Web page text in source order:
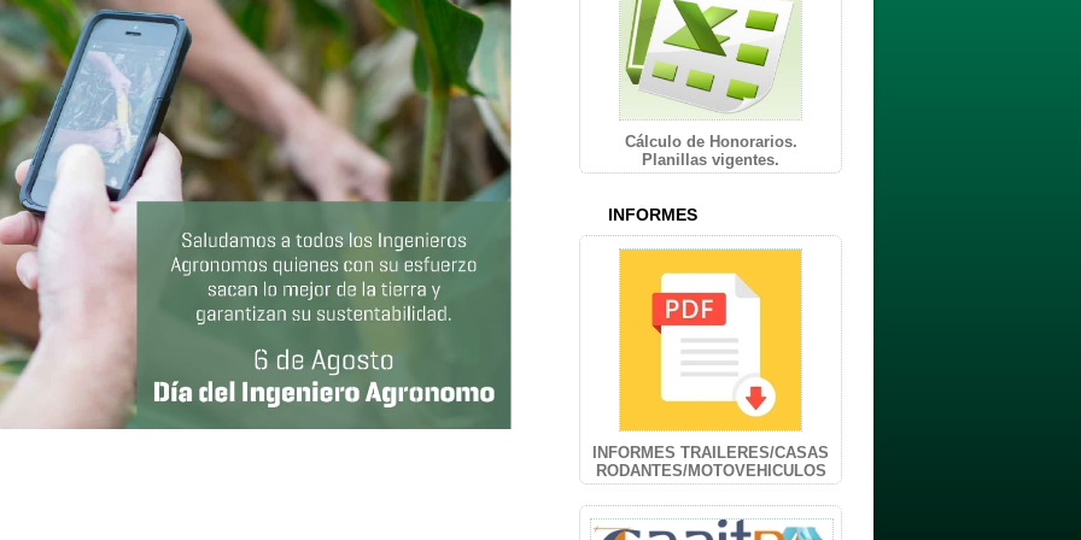
Cálculo de Honorarios.
Planillas vigentes.
INFORMES
INFORMES TRAILERES/CASAS
RODANTES/MOTOVEHICULOS